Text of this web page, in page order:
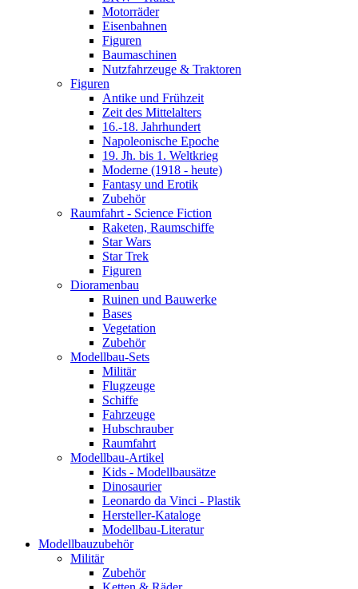
Motorräder
Eisenbahnen
Figuren
Baumaschinen
Nutzfahrzeuge & Traktoren
Figuren
Antike und Frühzeit
Zeit des Mittelalters
16.-18. Jahrhundert
Napoleonische Epoche
19. Jh. bis 1. Weltkrieg
Moderne (1918 - heute)
Fantasy und Erotik
Zubehör
Raumfahrt - Science Fiction
Raketen, Raumschiffe
Star Wars
Star Trek
Figuren
Dioramenbau
Ruinen und Bauwerke
Bases
Vegetation
Zubehör
Modellbau-Sets
Militär
Flugzeuge
Schiffe
Fahrzeuge
Hubschrauber
Raumfahrt
Modellbau-Artikel
Kids - Modellbausätze
Dinosaurier
Leonardo da Vinci - Plastik
Hersteller-Kataloge
Modellbau-Literatur
Modellbauzubehör
Militär
Zubehör